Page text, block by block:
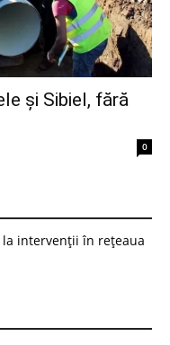
și Sibiel, fără
0
intervenții în rețeaua